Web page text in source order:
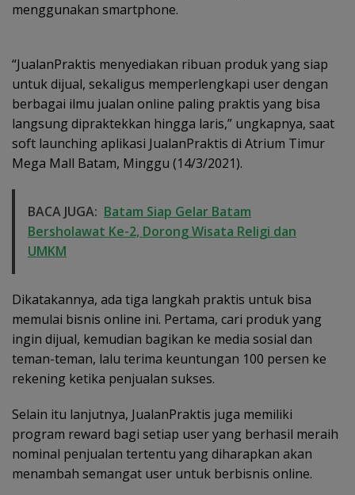
menggunakan smartphone.
“JualanPraktis menyediakan ribuan produk yang siap
untuk dijual, sekaligus memperlengkapi user dengan
berbagai ilmu jualan online paling praktis yang bisa
langsung dipraktekkan hingga laris,” ungkapnya, saat
soft launching aplikasi JualanPraktis di Atrium Timur
Mega Mall Batam, Minggu (14/3/2021).
BACA JUGA: Batam Siap Gelar Batam
Bersholawat Ke-2, Dorong Wisata Religi dan
UMKM
Dikatakannya, ada tiga langkah praktis untuk bisa
memulai bisnis online ini. Pertama, cari produk yang
ingin dijual, kemudian bagikan ke media sosial dan
teman-teman, lalu terima keuntungan 100 persen ke
rekening ketika penjualan sukses.
Selain itu lanjutnya, JualanPraktis juga memiliki
program reward bagi setiap user yang berhasil meraih
nominal penjualan tertentu yang diharapkan akan
menambah semangat user untuk berbisnis online.